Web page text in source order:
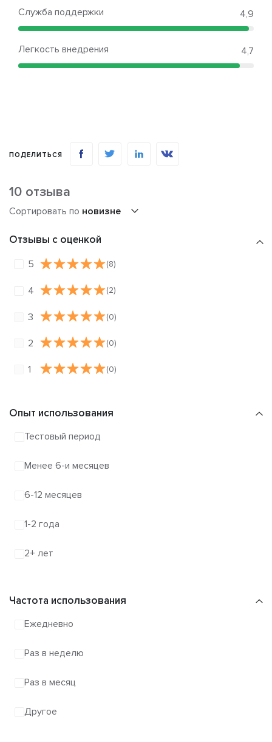
Служба поддержки 4,9
Легкость внедрения 4,7
ПОДЕЛИТЬСЯ
10 отзыва
Сортировать по новизне
Отзывы с оценкой
5 (8)
4 (2)
3 (0)
2 (0)
1 (0)
Опыт использования
Тестовый период
Менее 6-и месяцев
6-12 месяцев
1-2 года
2+ лет
Частота использования
Ежедневно
Раз в неделю
Раз в месяц
Другое